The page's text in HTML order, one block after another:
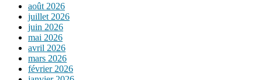
août 2026
juillet 2026
juin 2026
mai 2026
avril 2026
mars 2026
février 2026